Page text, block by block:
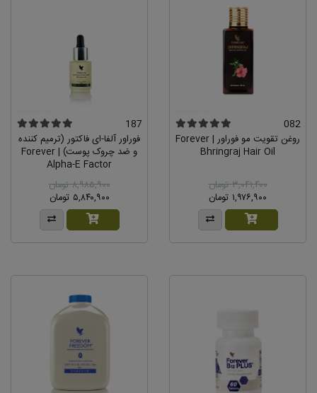
082
روغن تقویت مو فوراور | Forever
Bhringraj Hair Oil
۳,۰۴۱,۴۰۰ تومان
۱,۹۷۶,۹۰۰ تومان
187
فوراور آلفا-ای فاکتور (ترمیم کننده
و ضد چروک پوست) | Forever
Alpha-E Factor
۸,۹۸۵,۹۰۰ تومان
۵,۸۴۰,۹۰۰ تومان